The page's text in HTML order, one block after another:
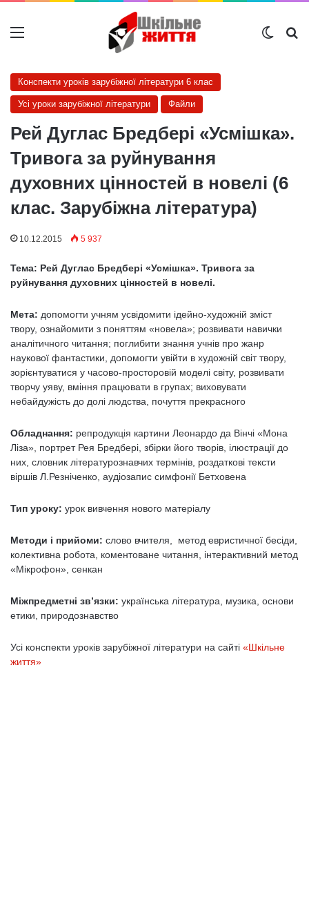
Меню
Конспекти уроків зарубіжної літератури 6 клас
Усі уроки зарубіжної літератури Файли
Рей Дуглас Бредбері «Усмішка».
Тривога за руйнування
духовних цінностей в новелі (6
клас. Зарубіжна література)
10.12.2015 5 937
Тема: Рей Дуглас Бредбері «Усмішка». Тривога за
руйнування духовних цінностей в новелі.
Мета: допомогти учням усвідомити ідейно-художній зміст
твору, ознайомити з поняттям «новела»; розвивати навички
аналітичного читання; поглибити знання учнів про жанр
наукової фантастики, допомогти увійти в художній світ твору,
зорієнтуватися у часово-просторовій моделі світу, розвивати
творчу уяву, вміння працювати в групах; виховувати
небайдужість до долі людства, почуття прекрасного
Обладнання: репродукція картини Леонардо да Вінчі «Мона
Ліза», портрет Рея Бредбері, збірки його творів, ілюстрації до
них, словник літературознавчих термінів, роздаткові тексти
віршів Л.Резніченко, аудіозапис симфонії Бетховена
Тип уроку: урок вивчення нового матеріалу
Методи і прийоми: слово вчителя, метод евристичної бесіди,
колективна робота, коментоване читання, інтерактивний метод
«Мікрофон», сенкан
Міжпредметні зв’язки: українська література, музика, основи
етики, природознавство
Усі конспекти уроків зарубіжної літератури на сайті «Шкільне
життя»